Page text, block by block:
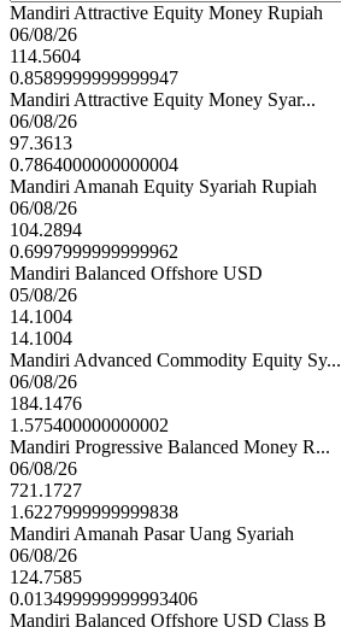
Mandiri Attractive Equity Money Rupiah
06/08/26
114.5604
0.8589999999999947
Mandiri Attractive Equity Money Syar...
06/08/26
97.3613
0.7864000000000004
Mandiri Amanah Equity Syariah Rupiah
06/08/26
104.2894
0.6997999999999962
Mandiri Balanced Offshore USD
05/08/26
14.1004
14.1004
Mandiri Advanced Commodity Equity Sy...
06/08/26
184.1476
1.575400000000002
Mandiri Progressive Balanced Money R...
06/08/26
721.1727
1.6227999999999838
Mandiri Amanah Pasar Uang Syariah
06/08/26
124.7585
0.013499999999993406
Mandiri Balanced Offshore USD Class B